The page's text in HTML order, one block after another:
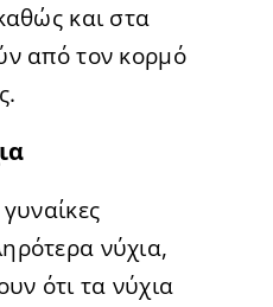
και στα
από τον κορμό
νύχια,
ότι τα νύχια